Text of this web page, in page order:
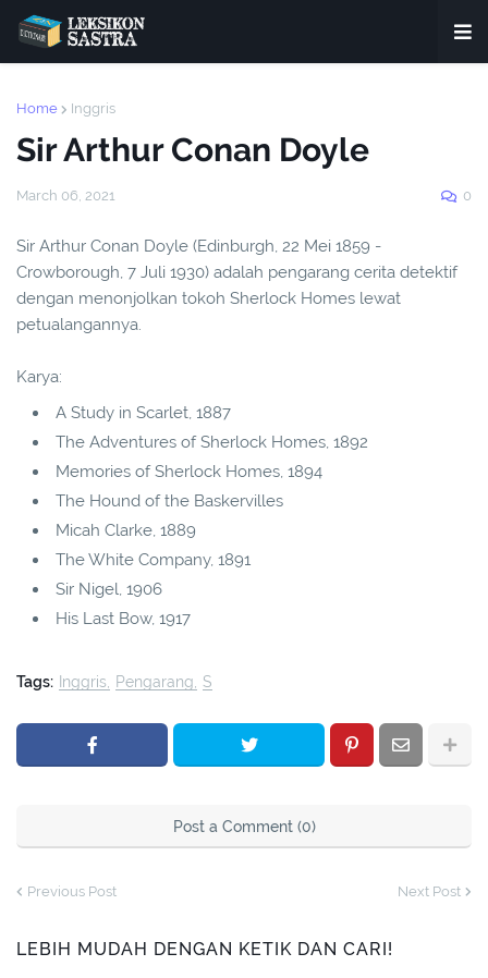
Home Inggris
Sir Arthur Conan Doyle
March 06, 2021 0
Sir Arthur Conan Doyle (Edinburgh, 22 Mei 1859 -
Crowborough, 7 Juli 1930) adalah pengarang cerita detektif
dengan menonjolkan tokoh Sherlock Homes lewat
petualangannya.
Karya:
A Study in Scarlet, 1887
The Adventures of Sherlock Homes, 1892
Memories of Sherlock Homes, 1894
The Hound of the Baskervilles
Micah Clarke, 1889
The White Company, 1891
Sir Nigel, 1906
His Last Bow, 1917
Tags: Inggris Pengarang S
Post a Comment (0)
Previous Post Next Post
LEBIH MUDAH DENGAN KETIK DAN CARI!